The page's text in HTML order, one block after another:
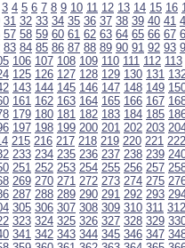
3 4 5 6 7 8 9 10 11 12 13 14 15 16
31 32 33 34 35 36 37 38 39 40 41
57 58 59 60 61 62 63 64 65 66 67
83 84 85 86 87 88 89 90 91 92 93
106 107 108 109 110 111 112 113
125 126 127 128 129 130 131
143 144 145 146 147 148 149
161 162 163 164 165 166 167
179 180 181 182 183 184 185
197 198 199 200 201 202 203
215 216 217 218 219 220 221 222
233 234 235 236 237 238 239
251 252 253 254 255 256 257
269 270 271 272 273 274 275
287 288 289 290 291 292 293
305 306 307 308 309 310 311 312
323 324 325 326 327 328 329
341 342 343 344 345 346 347